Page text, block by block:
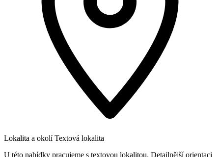
Lokalita a okolí Textová lokalita
U této nabídky pracujeme s textovou lokalitou. Detailnější orientaci